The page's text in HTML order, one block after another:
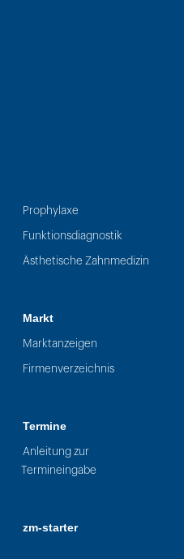
Prophylaxe
Funktionsdiagnostik
Ästhetische Zahnmedizin
Markt
Marktanzeigen
Firmenverzeichnis
Termine
Anleitung zur
Termineingabe
zm-starter